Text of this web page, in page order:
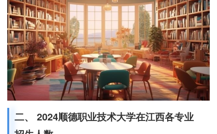
二、 2024顺德职业技术大学在江西各专业